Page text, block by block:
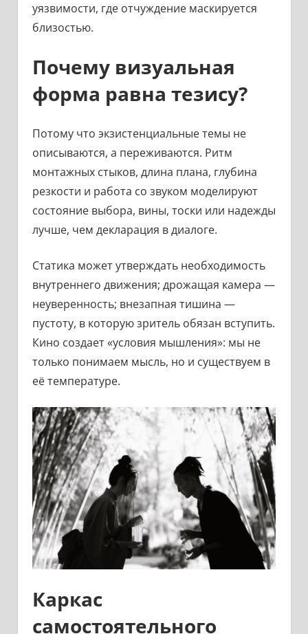
уязвимости, где отчуждение маскируется
близостью.
Почему визуальная
форма равна тезису?
Потому что экзистенциальные темы не
описываются, а переживаются. Ритм
монтажных стыков, длина плана, глубина
резкости и работа со звуком моделируют
состояние выбора, вины, тоски или надежды
лучше, чем декларация в диалоге.
Статика может утверждать необходимость
внутреннего движения; дрожащая камера —
неуверенность; внезапная тишина —
пустоту, в которую зритель обязан вступить.
Кино создает «условия мышления»: мы не
только понимаем мысль, но и существуем в
её температуре.
Каркас
самостоятельного